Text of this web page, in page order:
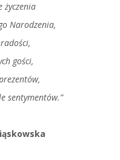
życzenia
Narodzenia,
gości,
sentymentów.”